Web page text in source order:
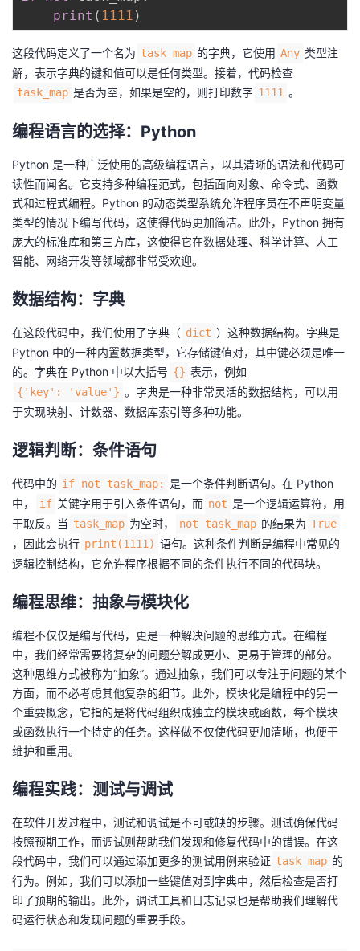
的
博
我
的
我
子
直
播
的
活
动
我
的
关
注
我
的
开
发
者
学
堂
我
的
我
证
实
验
的
收
藏
我
的
Programs
我
的
支
持
我
的
技
术
支
持
我
的
云
声
建
议
print ( 1111 )
这段代码定义了一个名为 task_map 的字典，它使用 Any 类型注
解，表示字典的键和值可以是任何类型。接着，代码检查
task_map 是否为空，如果是空的，则打印数字 1111 。
编程语言的选择：Python
Python 是一种广泛使用的高级编程语言，以其清晰的语法和代码可
读性而闻名。它支持多种编程范式，包括面向对象、命令式、函数
式和过程式编程。Python 的动态类型系统允许程序员在不声明变量
类型的情况下编写代码，这使得代码更加简洁。此外，Python 拥有
庞大的标准库和第三方库，这使得它在数据处理、科学计算、人工
智能、网络开发等领域都非常受欢迎。
数据结构：字典
在这段代码中，我们使用了字典（ dict ）这种数据结构。字典是
Python 中的一种内置数据类型，它存储键值对，其中键必须是唯一
的。字典在 Python 中以大括号 {} 表示，例如
{'key': 'value'} 。字典是一种非常灵活的数据结构，可以用
于实现映射、计数器、数据库索引等多种功能。
逻辑判断：条件语句
代码中的 if not task_map: 是一个条件判断语句。在 Python
中，
if 关键字用于引入条件语句，而 not 是一个逻辑运算符，用
于取反。当 task_map 为空时， not task_map 的结果为 True
，因此会执行 print(1111) 语句。这种条件判断是编程中常见的
逻辑控制结构，它允许程序根据不同的条件执行不同的代码块。
编程思维：抽象与模块化
编程不仅仅是编写代码，更是一种解决问题的思维方式。在编程
中，我们经常需要将复杂的问题分解成更小、更易于管理的部分。
这种思维方式被称为“抽象”。通过抽象，我们可以专注于问题的某个
方面，而不必考虑其他复杂的细节。此外，模块化是编程中的另一
个重要概念，它指的是将代码组织成独立的模块或函数，每个模块
或函数执行一个特定的任务。这样做不仅使代码更加清晰，也便于
维护和重用。
编程实践：测试与调试
在软件开发过程中，测试和调试是不可或缺的步骤。测试确保代码
按照预期工作，而调试则帮助我们发现和修复代码中的错误。在这
段代码中，我们可以通过添加更多的测试用例来验证 task_map 的
行为。例如，我们可以添加一些键值对到字典中，然后检查是否打
印了预期的输出。此外，调试工具和日志记录也是帮助我们理解代
码运行状态和发现问题的重要手段。